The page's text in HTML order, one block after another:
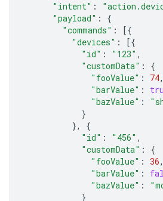
"intent" :
"payload" :
{
"commands" :
[{
"devices" :
[{
"id" : "123" ,
"customData" :
{
"fooValue" : 74,
"barValue" :
"bazValue" :
}
},
{
"id" : "456" ,
"customData" :
{
"fooValue" : 36,
"barValue" :
"bazValue" :
}